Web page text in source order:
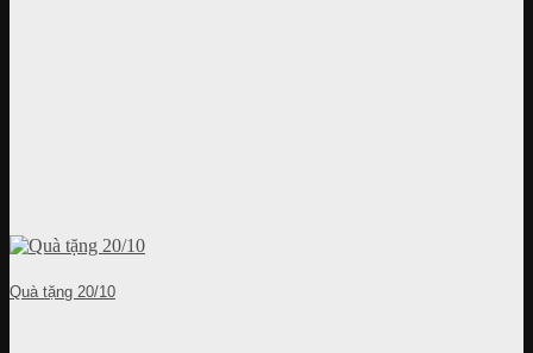
Quà tặng 20/10